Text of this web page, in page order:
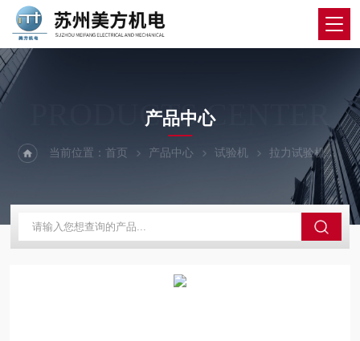
PRODUCTS CENTER
产品中心
当前位置：首页 产品中心 试验机 拉力试验机